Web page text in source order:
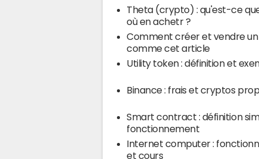
Theta (crypto) : qu'est-ce
où en achetr ?
Comment créer et vendre un
comme cet article
Utility token : définition et
Binance : frais et cryptos
Smart contract : définition
fonctionnement
Internet computer :
et cours